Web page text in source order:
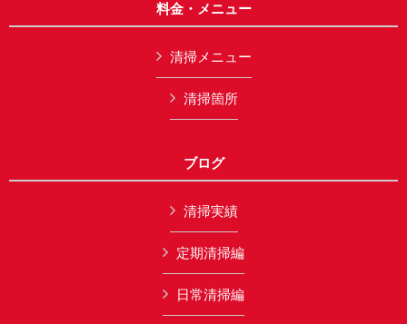
料金・メニュー
清掃メニュー
清掃箇所
ブログ
清掃実績
定期清掃編
日常清掃編